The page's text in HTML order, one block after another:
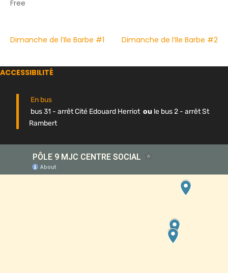
Free
Dimanche de l’Ile Barbe #1 Dimanche de l’Ile Barbe #2
ACCESSIBILITÉ
En bus
bus 31 - arrêt Cité Edouard Herriot ou le bus 2 - arrêt St
Rambert